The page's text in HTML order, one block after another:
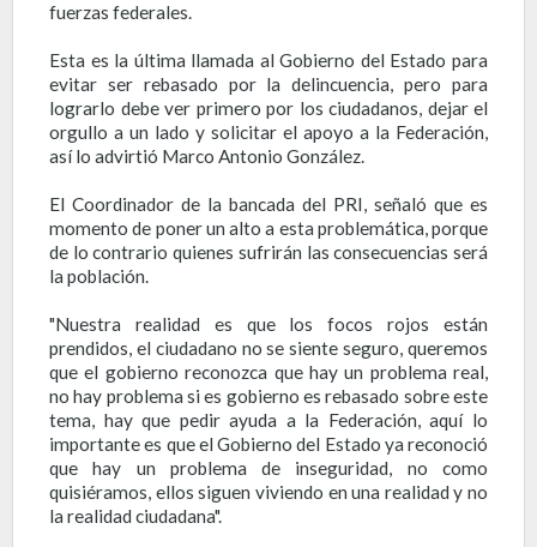
fuerzas federales.
Esta es la última llamada al Gobierno del Estado para
evitar ser rebasado por la delincuencia, pero para
lograrlo debe ver primero por los ciudadanos, dejar el
orgullo a un lado y solicitar el apoyo a la Federación,
así lo advirtió Marco Antonio González.
El Coordinador de la bancada del PRI, señaló que es
momento de poner un alto a esta problemática, porque
de lo contrario quienes sufrirán las consecuencias será
la población.
"Nuestra realidad es que los focos rojos están
prendidos, el ciudadano no se siente seguro, queremos
que el gobierno reconozca que hay un problema real,
no hay problema si es gobierno es rebasado sobre este
tema, hay que pedir ayuda a la Federación, aquí lo
importante es que el Gobierno del Estado ya reconoció
que hay un problema de inseguridad, no como
quisiéramos, ellos siguen viviendo en una realidad y no
la realidad ciudadana".